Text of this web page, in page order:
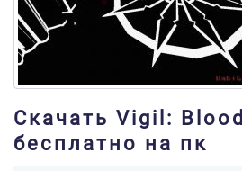
Скачать Vigil:
бесплатно на пк